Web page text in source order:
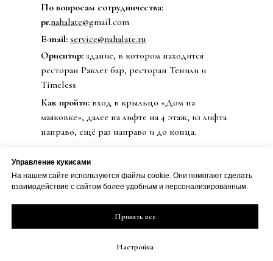
© 2020 Бренд одежды nahalate
Ориентир: здание, в котором находится
ресторан Раклет бар, ресторан Тенили и
Timeless
Политика
Как пройти: вход в крыльцо «Дом на
маяковке», далее на лифте на 4 этаж, из лифта
направо, ещё раз направо и до конца.
E-mail: service@nahalate.ru
По вопросам сотрудничества:
pr.nahalate@gmail.com
ИП Петрова Дарья Сергеевна
Управление кукисами
На нашем сайте используются файлы cookie. Они помогают сделать
взаимодействие с сайтом более удобным и персонализированным.
Принять все
Настройка